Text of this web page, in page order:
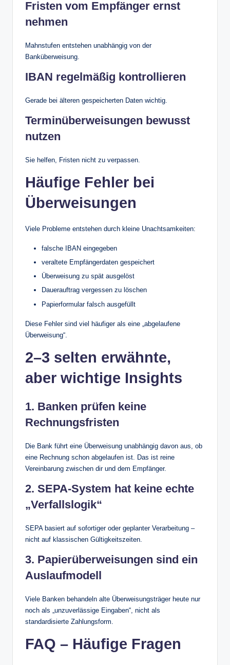
Fristen vom Empfänger ernst
nehmen
Mahnstufen entstehen unabhängig von der
Banküberweisung.
IBAN regelmäßig kontrollieren
Gerade bei älteren gespeicherten Daten wichtig.
Terminüberweisungen bewusst
nutzen
Sie helfen, Fristen nicht zu verpassen.
Häufige Fehler bei
Überweisungen
Viele Probleme entstehen durch kleine Unachtsamkeiten:
falsche IBAN eingegeben
veraltete Empfängerdaten gespeichert
Überweisung zu spät ausgelöst
Dauerauftrag vergessen zu löschen
Papierformular falsch ausgefüllt
Diese Fehler sind viel häufiger als eine „abgelaufene
Überweisung“.
2–3 selten erwähnte,
aber wichtige Insights
1. Banken prüfen keine
Rechnungsfristen
Die Bank führt eine Überweisung unabhängig davon aus, ob
eine Rechnung schon abgelaufen ist. Das ist reine
Vereinbarung zwischen dir und dem Empfänger.
2. SEPA-System hat keine echte
„Verfallslogik“
SEPA basiert auf sofortiger oder geplanter Verarbeitung –
nicht auf klassischen Gültigkeitszeiten.
3. Papierüberweisungen sind ein
Auslaufmodell
Viele Banken behandeln alte Überweisungsträger heute nur
noch als „unzuverlässige Eingaben“, nicht als
standardisierte Zahlungsform.
FAQ – Häufige Fragen